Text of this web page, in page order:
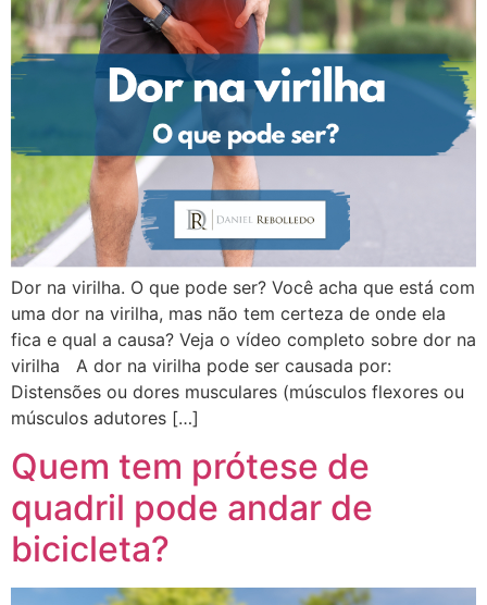
Dor na virilha. O que pode ser? Você acha que está com
uma dor na virilha, mas não tem certeza de onde ela
fica e qual a causa? Veja o vídeo completo sobre dor na
virilha A dor na virilha pode ser causada por:
Distensões ou dores musculares (músculos flexores ou
músculos adutores […]
Quem tem prótese de
quadril pode andar de
bicicleta?